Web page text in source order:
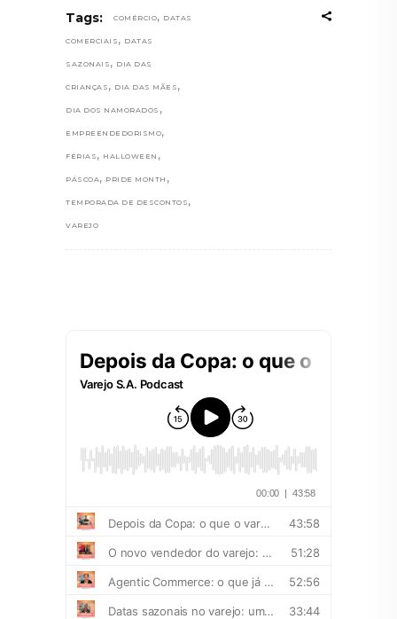
Tags: COMÉRCIO, DATAS
COMERCIAIS , DATAS
SAZONAIS , DIA DAS
CRIANÇAS , DIA DAS MÃES ,
DIA DOS NAMORADOS ,
EMPREENDEDORISMO,
FÉRIAS , HALLOWEEN ,
PÁSCOA, PRIDE MONTH ,
TEMPORADA DE DESCONTOS ,
VAREJO